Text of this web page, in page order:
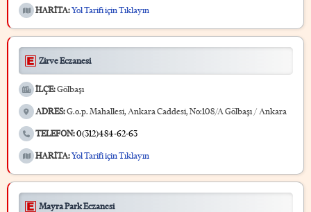
HARİTA:Yol Tarifi için Tıklayın
Zirve Eczanesi
İLÇE:Gölbaşı
ADRES:G.o.p. Mahallesi, Ankara Caddesi, No:108/A Gölbaşı / Ankara
TELEFON:0(312)484-62-63
HARİTA:Yol Tarifi için Tıklayın
Mayra Park Eczanesi